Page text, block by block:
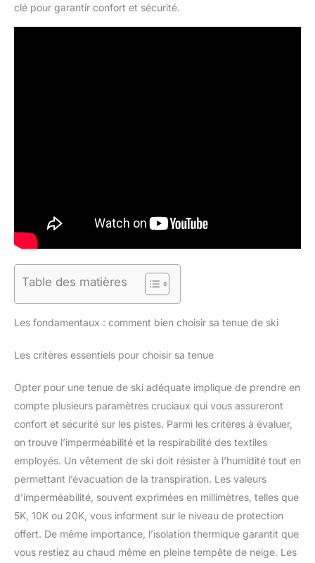
clé pour garantir confort et sécurité.
Table des matières
Les fondamentaux : comment bien choisir sa tenue de ski
Les critères essentiels pour choisir sa tenue
Opter pour une tenue de ski adéquate implique de prendre en
compte plusieurs paramètres cruciaux qui vous assureront
confort et sécurité sur les pistes. Parmi les critères à évaluer,
on trouve l’imperméabilité et la respirabilité des textiles
employés. Un vêtement de ski doit résister à l’humidité tout en
permettant l’évacuation de la transpiration. Les valeurs
d’imperméabilité, souvent exprimées en millimètres, telles que
5K, 10K ou 20K, vous informent sur le niveau de protection
offert. De même importance, l’isolation thermique garantit que
vous restiez au chaud même en pleine tempête de neige. Les